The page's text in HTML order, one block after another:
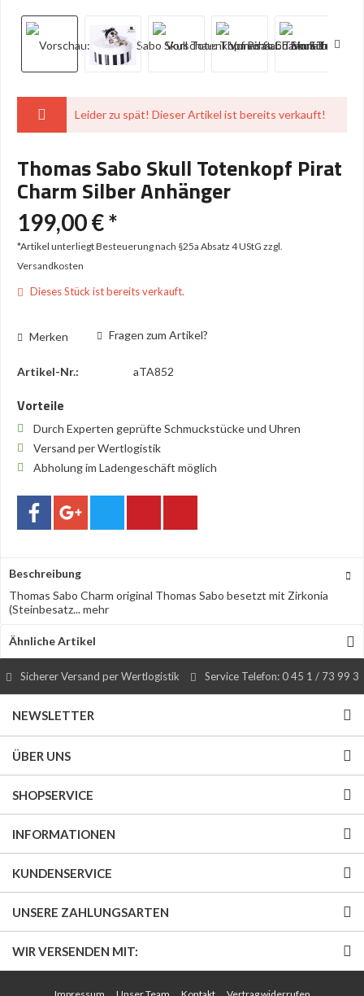
Leider zu spät! Dieser Artikel ist bereits verkauft!
Thomas Sabo Skull Totenkopf Pirat
Charm Silber Anhänger
199,00 € *
*Artikel unterliegt Besteuerung nach §25a Absatz 4 UStG zzgl.
Versandkosten
Dieses Stück ist bereits verkauft.
Merken Fragen zum Artikel?
Artikel-Nr.: aTA852
Vorteile
Durch Experten geprüfte Schmuckstücke und Uhren
Versand per Wertlogistik
Abholung im Ladengeschäft möglich
Beschreibung
Thomas Sabo Charm original Thomas Sabo besetzt mit Zirkonia
(Steinbesatz...mehr
Ähnliche Artikel
Sicherer Versand per Wertlogistik Service Telefon: 0 45 1 / 73 99 3
NEWSLETTER
ÜBER UNS
SHOPSERVICE
INFORMATIONEN
KUNDENSERVICE
UNSERE ZAHLUNGSARTEN
WIR VERSENDEN MIT: